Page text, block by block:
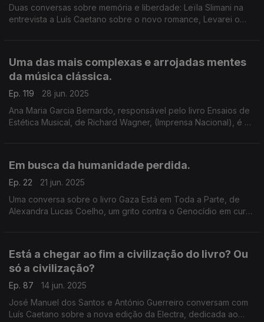
Duas conversas sobre memória e liberdade: Leïla Slimani na
entrevista a Luís Caetano sobre o novo romance, Levarei o
Uma das mais complexas e arrojadas mentes
da música clássica.
Ep. 119
28 jun. 2025
Ana Maria Garcia Bernardo, responsável pelo livro Ensaios de
Estética Musical, de Richard Wagner, (Imprensa Nacional), é a
Em busca da humanidade perdida.
Ep. 22
21 jun. 2025
Uma conversa sobre o livro Gaza Está em Toda a Parte, de
Alexandra Lucas Coelho, um grito contra o Genocídio em curso
Está a chegar ao fim a civilização do livro? Ou
só a civilização?
Ep. 87
14 jun. 2025
José Manuel dos Santos e António Guerreiro conversam com
Luís Caetano sobre a nova edição da Electra, dedicada ao